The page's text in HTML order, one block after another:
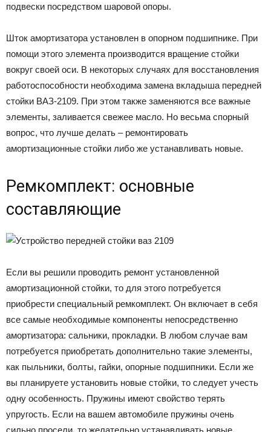
подвески посредством шаровой опоры.
Шток амортизатора установлен в опорном подшипнике. При
помощи этого элемента производится вращение стойки
вокруг своей оси. В некоторых случаях для восстановления
работоспособности необходима замена вкладыша передней
стойки ВАЗ-2109. При этом также заменяются все важные
элементы, заливается свежее масло. Но весьма спорный
вопрос, что лучше делать – ремонтировать
амортизационные стойки либо же устанавливать новые.
Ремкомплект: основные
составляющие
Если вы решили проводить ремонт установленной
амортизационной стойки, то для этого потребуется
приобрести специальный ремкомплект. Он включает в себя
все самые необходимые компоненты непосредственно
амортизатора: сальники, прокладки. В любом случае вам
потребуется приобретать дополнительно такие элементы,
как пыльники, болты, гайки, опорные подшипники. Если же
вы планируете установить новые стойки, то следует учесть
одну особенность. Пружины имеют свойство терять
упругость. Если на вашем автомобиле пружины очень
сильно просели, то желательно устанавливать новые.